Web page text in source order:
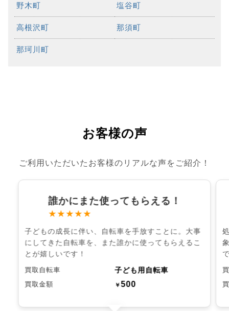
野木町 塩谷町
高根沢町 那須町
那珂川町
お客様の声
ご利用いただいたお客様のリアルな声をご紹介！
誰かにまた使ってもらえる！
★★★★★
子どもの成長に伴い、自転車を手放すことに。大事
にしてきた自転車を、また誰かに使ってもらえるこ
とが嬉しいです！
買取自転車 子ども用自転車
買取金額 ￥500